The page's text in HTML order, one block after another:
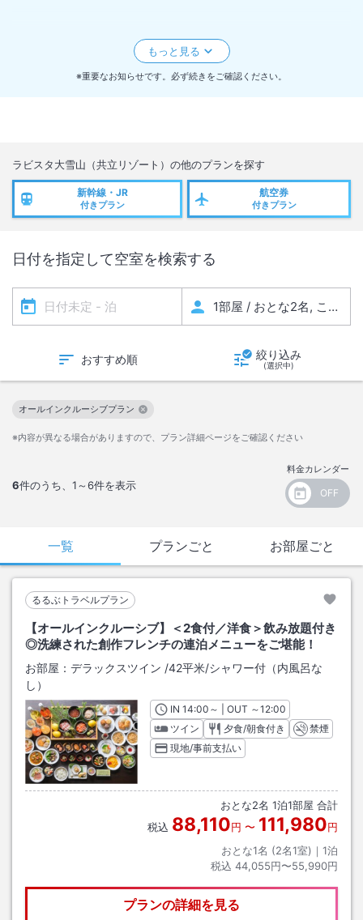
幼児朝食バイキング代金０歳～未就学児１，１００円（現地払い）⇒０
歳～２歳まで無料、３歳～未就学児２，２００円（現地払い）に変更。
2025年7月1日（火）宿泊分より、特定原材料等29品目のアレルギーを
お持ちのお客様への食事提供方
法を変更することとなりました。
過去にご宿泊いただきましたお客様を含む、食物アレルギーをお持ちの
ますので必ずお読みください。
※バイキングの場合は「低アレルゲンメニュー」のご提供ではなく、特
※重要なお知らせです。必ず続きをご確認ください。
ラビスタ大雪山（共立リゾート） の他のプランを探す
新幹線・JR
付きプラン
航空券
付きプラン
日付を指定して空室を検索する
おすすめ順 絞り込み
(選択中)
6件のうち、 1～6件を表示
料金カレンダー
オールインクルーシブプラン
この絞り込み条件を解除
※内容が異なる場合がありますので、プラン詳細ページをご確認ください
一覧 プランごと お部屋ごと
るるぶトラベルプラン
【オールインクルーシブ】＜2食付／洋食＞飲み放題付き
◎洗練された創作フレンチの連泊メニューをご堪能！
お部屋： デラックスツイン /42平米/シャワー付（内風呂な
し）
INチェックイン
14:00 ～ | OUT チェックアウト
～12:00
ツイン
夕食/朝食付き
禁煙
現地/事前支払い
おとな2名 1泊1部屋 合計
税込 88,110円 〜 111,980円
おとな1名 (2名1室)｜ 1泊
税込 44,055円〜55,990円
プランの詳細を見る